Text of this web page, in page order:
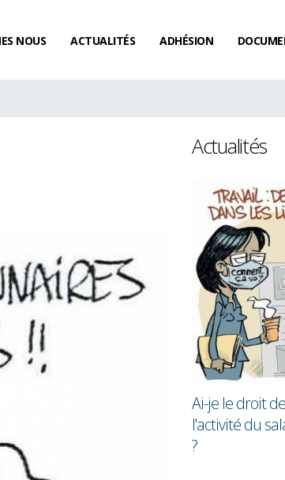
NOUS ACTUALITÉS ADHÉSION
Actualités
t-il un délai de
de la faute ?
Ai-je le droit
l'activité du